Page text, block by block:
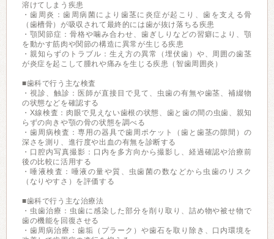
溶けてしまう疾患
・歯周炎：歯周病菌により歯茎に炎症が起こり、歯を支える骨
（歯槽骨）が吸収されて最終的には歯が抜け落ちる疾患
・顎関節症：骨格や噛み合わせ、歯ぎしりなどの習癖により、顎
を動かす筋肉や関節の構造に異常が生じる疾患
・親知らずのトラブル：生え方の異常（埋伏歯）や、周囲の歯茎
が炎症を起こして腫れや痛みを生じる疾患（智歯周囲炎）
■歯科で行う主な検査
・視診、触診：医師が直接目で見て、虫歯の有無や歯茎、補綴物
の状態などを確認する
・X線検査：肉眼で見えない歯根の状態、歯と歯の間の虫歯、親知
らずの向きや顎の骨の状態を調べる
・歯周病検査：専用の器具で歯周ポケット（歯と歯茎の隙間）の
深さを測り、進行度や出血の有無を診断する
・口腔内写真撮影：口内を多方向から撮影し、経過確認や治療前
後の比較に活用する
・唾液検査：唾液の量や質、虫歯菌の数などから虫歯のリスク
（なりやすさ）を評価する
■歯科で行う主な治療法
・虫歯治療：虫歯に感染した部分を削り取り、詰め物や被せ物で
歯の機能を回復させる
・歯周病治療：歯垢（プラーク）や歯石を取り除き、口内環境を